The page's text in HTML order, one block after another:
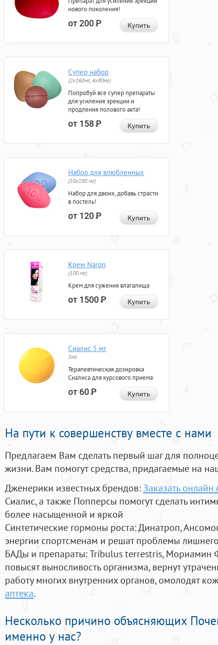
нового поколения!
от 200Р Купить
Супер набор
(2х160мг, 4х80мг)
Попробуй все супер препараты
для усиления эрекции и
продления полового акта!
от 158Р Купить
Набор для влюбленных
(10х100 мг)
Набор для двоих, добавь страсти
в постель!
от 120Р Купить
Крем Naron
(100 мг)
Крем для сужения влагалища
от 1500Р Купить
Сиалис 5 мг
5мг
Терапевтическая дозировка
Сиалиса для курсового приема
от 60Р Купить
На пути к совершенству вместе с нами
Предлагаем Вам сделать первый шаг для
жизни. Вам помогут средства, придагаемые на
Дженерики известных брендов: Заказать
Сиалис, а также Попперсы помогут сделать
более насыщенной и яркой
Синтетические гормоны роста: Динатроп,
энергии спортсменам и решат проблемы
БАДы и препараты:Tribulus terrestris, Мориамин
повысят выносливость организма, вернут
работу многих внутренних органов, омолодят
аптека.
Несколько причино объясняющих
именно у нас?